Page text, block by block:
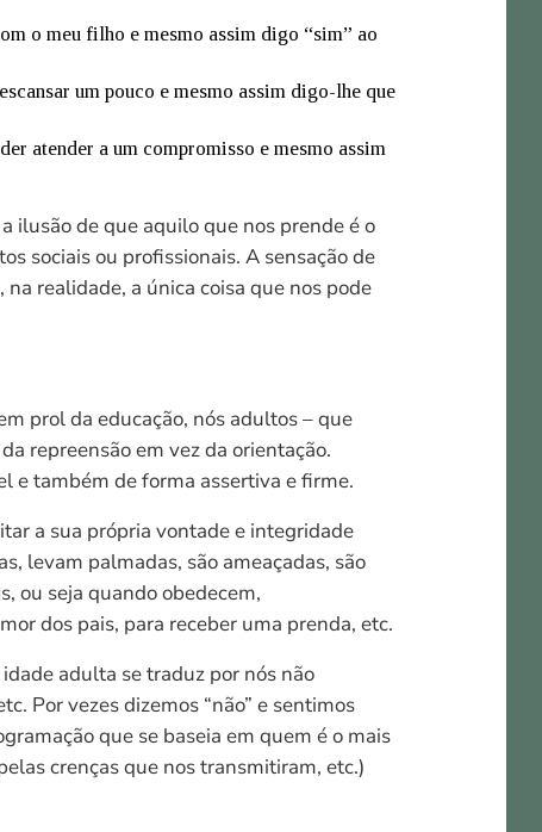
o meu filho e mesmo assim digo “sim” ao
um pouco e mesmo assim digo-lhe que
atender a um compromisso e mesmo assim
ilusão de que aquilo que nos prende é o
sociais ou profissionais. A sensação de
realidade, a única coisa que nos pode
prol da educação, nós adultos – que
repreensão em vez da orientação.
e também de forma assertiva e firme.
a sua própria vontade e integridade
levam palmadas, são ameaçadas, são
ou seja quando obedecem,
dos pais, para receber uma prenda, etc.
adulta se traduz por nós não
Por vezes dizemos “não” e sentimos
que se baseia em quem é o mais
crenças que nos transmitiram, etc.)